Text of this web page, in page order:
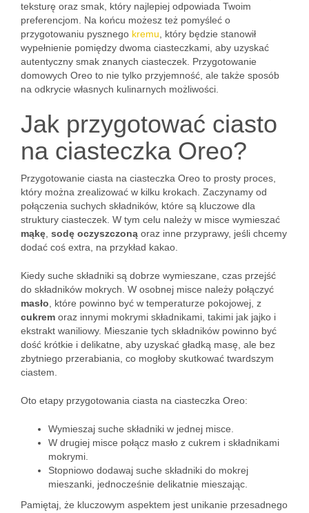
teksturę oraz smak, który najlepiej odpowiada Twoim
preferencjom. Na końcu możesz też pomyśleć o
przygotowaniu pysznego kremu , który będzie stanowił
wypełnienie pomiędzy dwoma ciasteczkami, aby uzyskać
autentyczny smak znanych ciasteczek. Przygotowanie
domowych Oreo to nie tylko przyjemność, ale także sposób
na odkrycie własnych kulinarnych możliwości.
Jak przygotować ciasto
na ciasteczka Oreo?
Przygotowanie ciasta na ciasteczka Oreo to prosty proces,
który można zrealizować w kilku krokach. Zaczynamy od
połączenia suchych składników, które są kluczowe dla
struktury ciasteczek. W tym celu należy w misce wymieszać
mąkę sodę oczyszczoną oraz inne przyprawy, jeśli chcemy
dodać coś extra, na przykład kakao.
Kiedy suche składniki są dobrze wymieszane, czas przejść
do składników mokrych. W osobnej misce należy połączyć
masło , które powinno być w temperaturze pokojowej, z
cukrem oraz innymi mokrymi składnikami, takimi jak jajko i
ekstrakt waniliowy. Mieszanie tych składników powinno być
dość krótkie i delikatne, aby uzyskać gładką masę, ale bez
zbytniego przerabiania, co mogłoby skutkować twardszym
ciastem.
Oto etapy przygotowania ciasta na ciasteczka Oreo:
Wymieszaj suche składniki w jednej misce.
W drugiej misce połącz masło z cukrem i składnikami
mokrymi.
Stopniowo dodawaj suche składniki do mokrej
mieszanki, jednocześnie delikatnie mieszając.
Pamiętaj, że kluczowym aspektem jest unikanie przesadnego